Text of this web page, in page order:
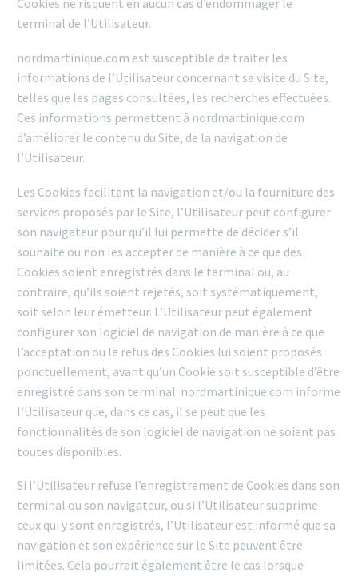
Cookies ne risquent en aucun cas d’endommager le
terminal de l’Utilisateur.
nordmartinique.com est susceptible de traiter les
informations de l’Utilisateur concernant sa visite du Site,
telles que les pages consultées, les recherches effectuées.
Ces informations permettent à nordmartinique.com
d’améliorer le contenu du Site, de la navigation de
l’Utilisateur.
Les Cookies facilitant la navigation et/ou la fourniture des
services proposés par le Site, l’Utilisateur peut configurer
son navigateur pour qu’il lui permette de décider s’il
souhaite ou non les accepter de manière à ce que des
Cookies soient enregistrés dans le terminal ou, au
contraire, qu’ils soient rejetés, soit systématiquement,
soit selon leur émetteur. L’Utilisateur peut également
configurer son logiciel de navigation de manière à ce que
l’acceptation ou le refus des Cookies lui soient proposés
ponctuellement, avant qu’un Cookie soit susceptible d’être
enregistré dans son terminal. nordmartinique.com informe
l’Utilisateur que, dans ce cas, il se peut que les
fonctionnalités de son logiciel de navigation ne soient pas
toutes disponibles.
Si l’Utilisateur refuse l’enregistrement de Cookies dans son
terminal ou son navigateur, ou si l’Utilisateur supprime
ceux qui y sont enregistrés, l’Utilisateur est informé que sa
navigation et son expérience sur le Site peuvent être
limitées. Cela pourrait également être le cas lorsque